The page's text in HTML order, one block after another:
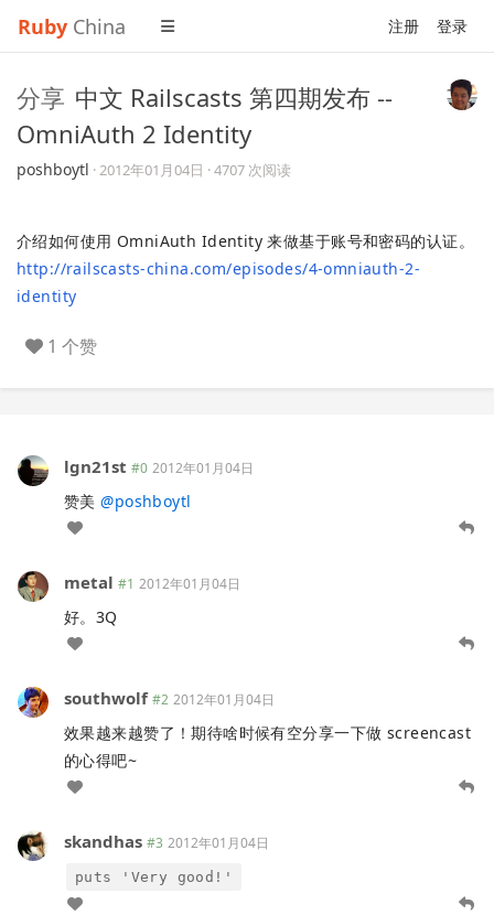
Ruby China 注册 登录
分享 中文 Railscasts 第四期发布 --
OmniAuth 2 Identity
poshboytl ·2012年01月04日 · 4707 次阅读
介绍如何使用 OmniAuth Identity 来做基于账号和密码的认证。
http://railscasts-china.com/episodes/4-omniauth-2-
identity
1 个赞
lgn21st #0 2012年01月04日
赞美@poshboytl
metal #1 2012年01月04日
好。3Q
southwolf #2 2012年01月04日
效果越来越赞了！期待啥时候有空分享一下做 screencast
的心得吧~
skandhas #3 2012年01月04日
puts 'Very good!'